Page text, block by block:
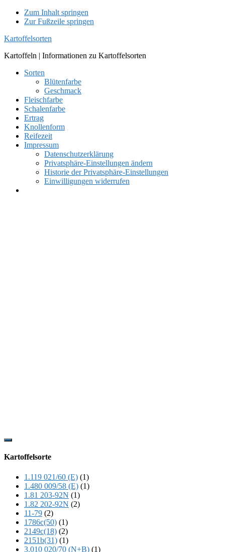
Zum Inhalt springen
Zur Fußzeile springen
Kartoffelsorten
Kartoffeln | Informationen zu Kartoffelsorten
Sorten
Blütenfarbe
Geschmack
Fleischfarbe
Schalenfarbe
Ertrag
Knollenform
Reifezeit
Impressum
Datenschutzerklärung
Privatsphäre-Einstellungen ändern
Historie der Privatsphäre-Einstellungen
Einwilligungen widerrufen
Show
Content
Kartoffelsorte
1.119 021/60 (E) (1)
1.480 009/58 (E) (1)
1.81 203-92N (1)
1.82 202-92N (2)
11-79 (2)
1786c(50) (1)
2149c(18) (2)
2151b(31) (1)
3.010 020/70 (N+B) (1)